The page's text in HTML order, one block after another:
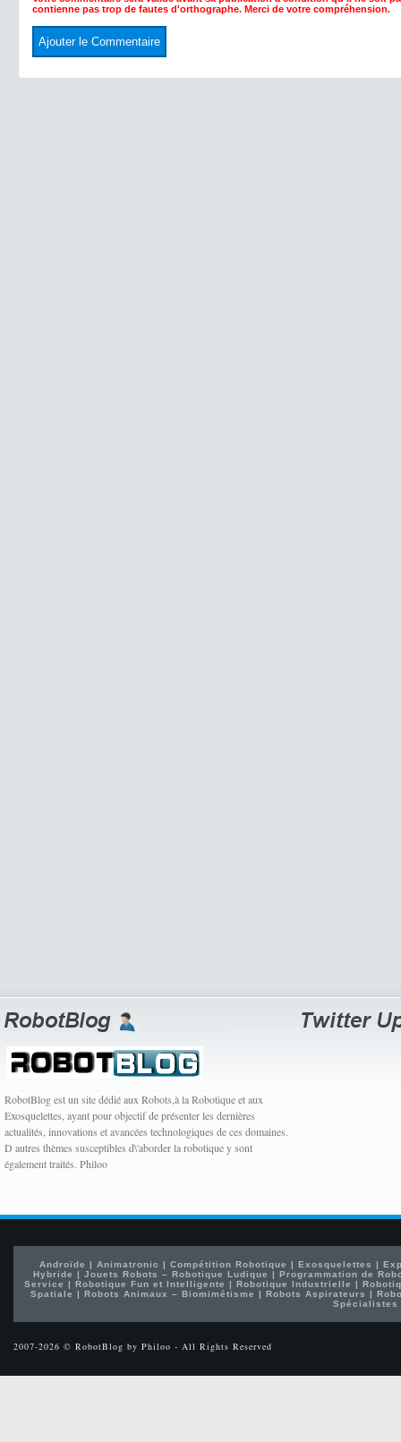
contienne pas trop de fautes d'orthographe. Merci de votre compréhension.
RobotBlog est un site dédié aux Robots,à la Robotique et aux
Exosquelettes, ayant pour objectif de présenter les dernières
actualités, innovations et avancées technologiques de ces domaines.
D autres thèmes susceptibles d\'aborder la robotique y sont
également traités. Philoo
Androïde | Animatronic | Compétition Robotique | Exosquelettes |
Hybride |Jouets Robots – Robotique Ludique |Programmation de
Service | Robotique Fun et Intelligente | Robotique Industrielle |
Spatiale | Robots Animaux – Biomimétisme | Robots Aspirateurs |
Spécialistes
2007-2026 © RobotBlog by Philoo - All Rights Reserved